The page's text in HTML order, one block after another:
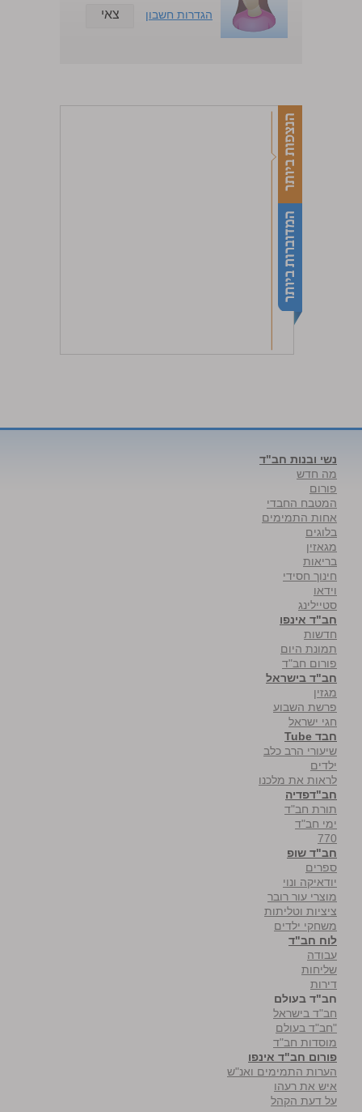
הגדרות חשבון
צאי
נשי ובנות חב"ד
מה חדש
פורום
המטבח החבדי
אחות התמימים
בלוגים
מגאזין
בריאות
חינוך חסידי
וידאו
סטיילינג
חב"ד אינפו
חדשות
תמונת היום
פורום חב"ד
חב"ד בישראל
מגזין
פרשת השבוע
חגי ישראל
חבד Tube
שיעורי הרב כלב
ילדים
לראות את מלכנו
חב"דפדיה
תורת חב"ד
ימי חב"ד
770
חב"ד שופ
ספרים
יודאיקה ונוי
מוצרי עור רובר
ציציות וטליתות
משחקי ילדים
לוח חב"ד
עבודה
שליחות
דירות
חב"ד בעולם
חב"ד בישראל
"חב"ד בעולם
מוסדות חב"ד
פורום חב"ד אינפו
הערות התמימים ואנ"ש
איש את רעהו
על דעת הקהל